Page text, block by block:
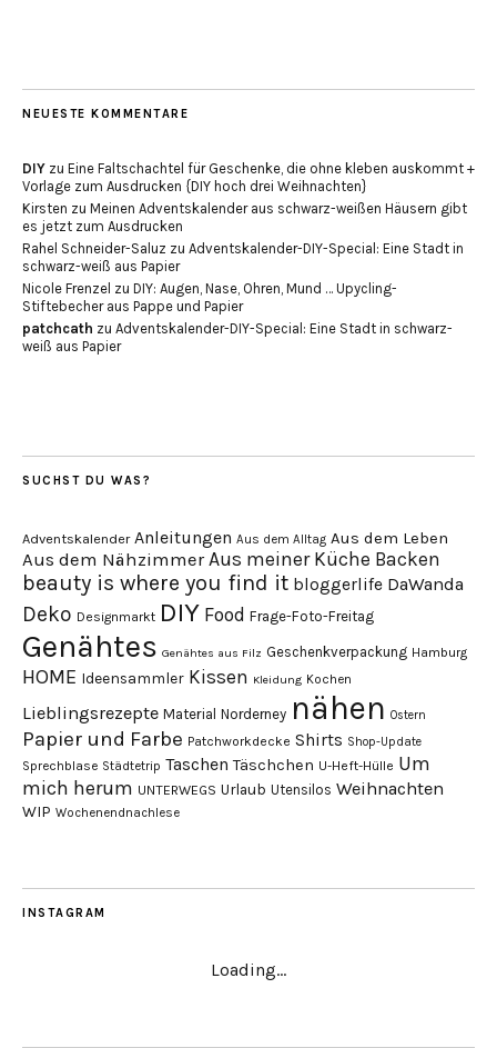
NEUESTE KOMMENTARE
DIY zu Eine Faltschachtel für Geschenke, die ohne kleben auskommt +
Vorlage zum Ausdrucken {DIY hoch drei Weihnachten}
Kirsten zu Meinen Adventskalender aus schwarz-weißen Häusern gibt
es jetzt zum Ausdrucken
Rahel Schneider-Saluz zu Adventskalender-DIY-Special: Eine Stadt in
schwarz-weiß aus Papier
Nicole Frenzel zu DIY: Augen, Nase, Ohren, Mund … Upycling-
Stiftebecher aus Pappe und Papier
patchcath zu Adventskalender-DIY-Special: Eine Stadt in schwarz-
weiß aus Papier
SUCHST DU WAS?
Adventskalender Anleitungen Aus dem Alltag Aus dem Leben
Aus dem Nähzimmer Aus meiner Küche Backen
beauty is where you find it bloggerlife DaWanda
Deko Designmarkt DIY Food Frage-Foto-Freitag
Genähtes Genähtes aus Filz Geschenkverpackung Hamburg
HOME Ideensammler Kissen Kleidung Kochen
Lieblingsrezepte Material Norderney nähen Ostern
Papier und Farbe Patchworkdecke Shirts Shop-Update
Sprechblase Städtetrip Taschen Täschchen U-Heft-Hülle Um
mich herum UNTERWEGS Urlaub Utensilos Weihnachten
WIP Wochenendnachlese
INSTAGRAM
Loading...